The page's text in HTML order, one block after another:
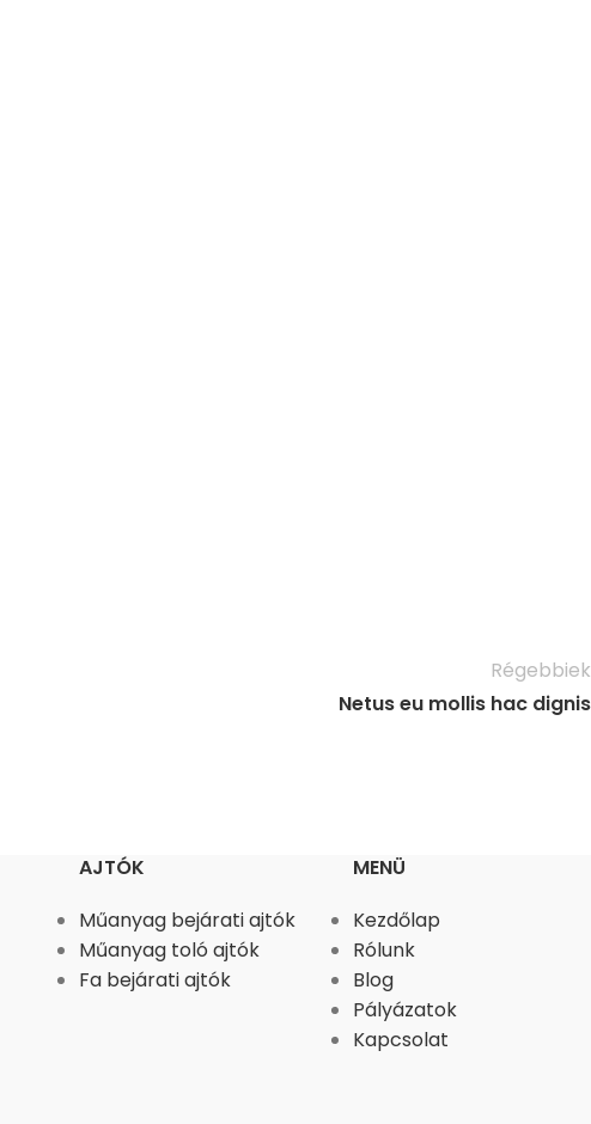
Régebbiek
Netus eu mollis hac dignis
AJTÓK
Műanyag bejárati ajtók
Műanyag toló ajtók
Fa bejárati ajtók
MENÜ
Kezdőlap
Rólunk
Blog
Pályázatok
Kapcsolat